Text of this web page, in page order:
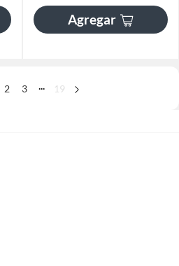
Agregar
2 3 ... 19